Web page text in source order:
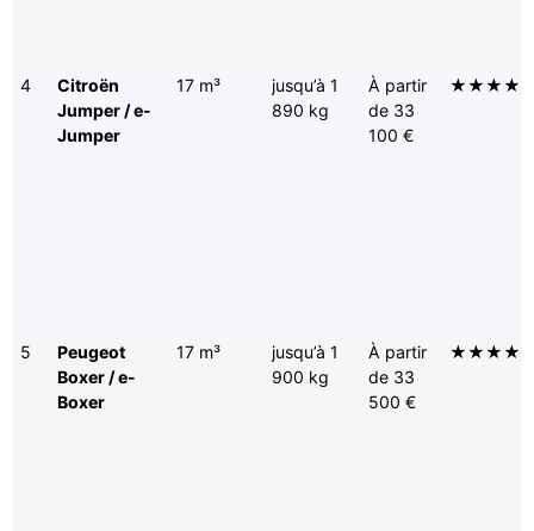
4
Citroën
Jumper / e-
Jumper
17 m³
jusqu’à 1
890 kg
À partir
de 33
100 €
★★★★
5
Peugeot
Boxer / e-
Boxer
17 m³
jusqu’à 1
900 kg
À partir
de 33
500 €
★★★★